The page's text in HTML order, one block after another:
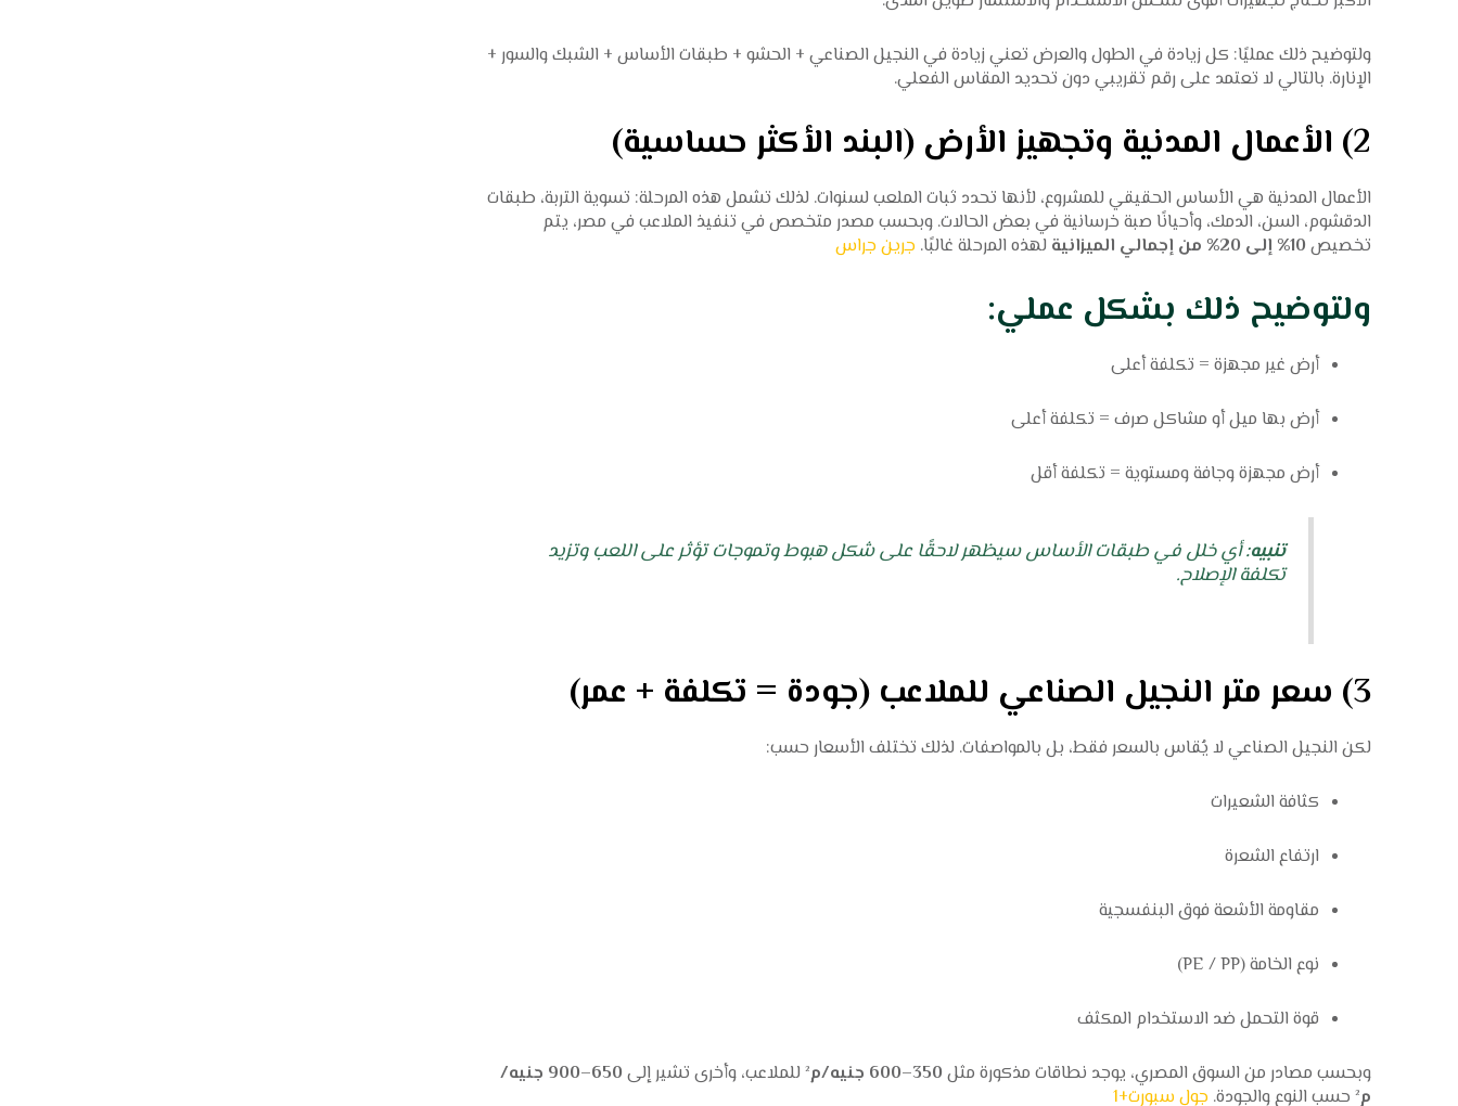
ولتوضيح ذلك عمليًا: كل زيادة في الطول والعرض تعني زيادة في النجيل الصناعي + الحشو + طبقات الأساس + الشبك والسور +
الإنارة. بالتالي لا تعتمد على رقم تقريبي دون تحديد المقاس الفعلي.
2) الأعمال المدنية وتجهيز الأرض (البند الأكثر حساسية)
الأعمال المدنية هي الأساس الحقيقي للمشروع، لأنها تحدد ثبات الملعب لسنوات. لذلك تشمل هذه المرحلة: تسوية التربة، طبقات
الدقشوم، السن، الدمك، وأحيانًا صبة خرسانية في بعض الحالات. وبحسب مصدر متخصص في تنفيذ الملاعب في مصر، يتم
تخصيص 10% إلى 20% من إجمالي الميزانية لهذه المرحلة غالبًا. جرين جراس
ولتوضيح ذلك بشكل عملي:
أرض غير مجهزة = تكلفة أعلى
أرض بها ميل أو مشاكل صرف = تكلفة أعلى
أرض مجهزة وجافة ومستوية = تكلفة أقل
تنبيه:أي خلل في طبقات الأساس سيظهر لاحقًا على شكل هبوط وتموجات تؤثر على اللعب وتزيد
تكلفة الإصلاح.
3) سعر متر النجيل الصناعي للملاعب (جودة = تكلفة + عمر)
لكن النجيل الصناعي لا يُقاس بالسعر فقط، بل بالمواصفات. لذلك تختلف الأسعار حسب:
كثافة الشعيرات
ارتفاع الشعرة
مقاومة الأشعة فوق البنفسجية
نوع الخامة (PE / PP)
قوة التحمل ضد الاستخدام المكثف
وبحسب مصادر من السوق المصري، يوجد نطاقات مذكورة مثل 350–600 جنيه/م² للملاعب، وأخرى تشير إلى
650–900 جنيه/
م² حسب النوع والجودة. جول سبورت+1